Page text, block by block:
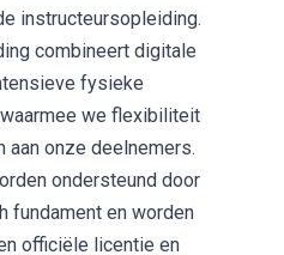
instructeursopleiding.
combineert digitale
fysieke
we flexibiliteit
aan onze deelnemers.
ondersteund door
fundament en worden
officiële licentie en